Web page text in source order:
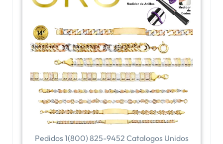
Pedidos 1(800) 825-9452 Catalogos Unidos